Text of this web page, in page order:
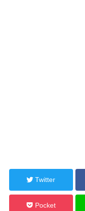
Twitter
Pocket